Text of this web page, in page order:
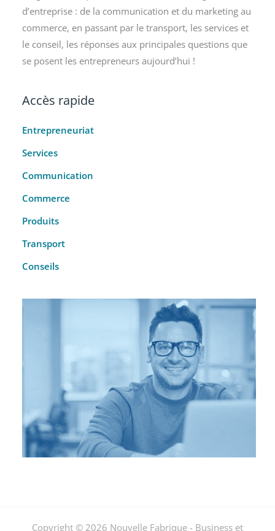
d’entreprise : de la communication et du marketing au
commerce, en passant par le transport, les services et
le conseil, les réponses aux principales questions que
se posent les entrepreneurs aujourd’hui !
Accès rapide
Entrepreneuriat
Services
Communication
Commerce
Produits
Transport
Conseils
Copyright © 2026 Nouvelle Fabrique - Business et